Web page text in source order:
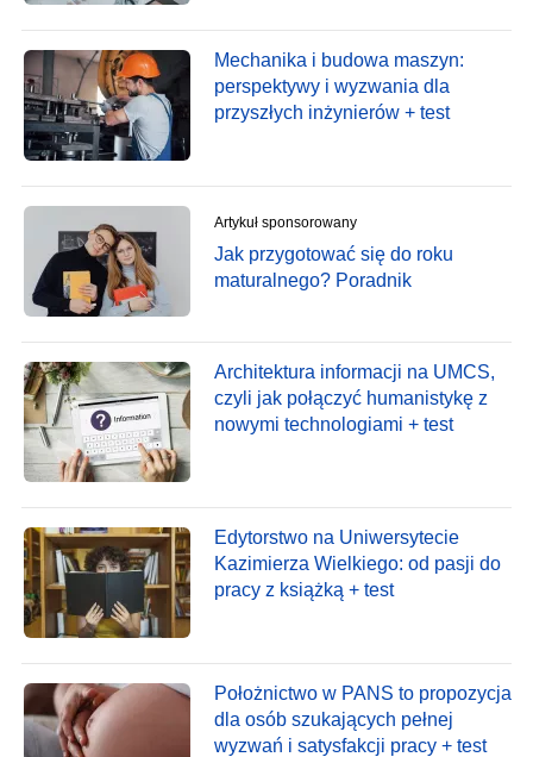
Mechanika i budowa maszyn:
perspektywy i wyzwania dla
przyszłych inżynierów + test
Artykuł sponsorowany
Jak przygotować się do roku
maturalnego? Poradnik
Architektura informacji na UMCS,
czyli jak połączyć humanistykę z
nowymi technologiami + test
Edytorstwo na Uniwersytecie
Kazimierza Wielkiego: od pasji do
pracy z książką + test
Położnictwo w PANS to propozycja
dla osób szukających pełnej
wyzwań i satysfakcji pracy + test